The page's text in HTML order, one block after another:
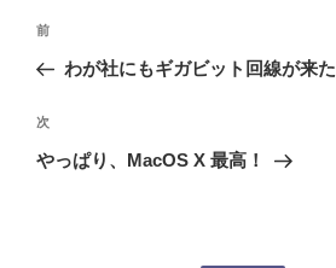
投
ナ
ビ
ゲ
過
去
投
稿
前
わが社にもギガビット回線が来た
次
の
次
やっぱり、MacOS X 最高！